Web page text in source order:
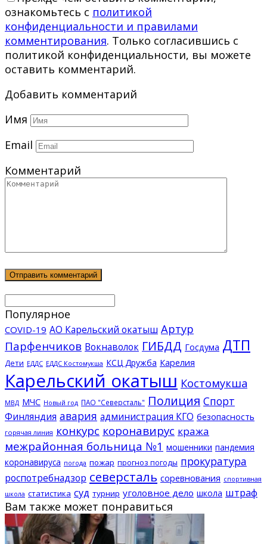
ознакомьтесь с политикой
конфиденциальности и правилами
комментирования. Только согласившись с
политикой конфиденциальности, вы можете
оставить комментарий.
Добавить комментарий
Имя
Email
Комментарий
Популярное
COVID-19 АО Карельский окатыш Артур
Парфенчиков Вокнаволок ГИБДД Госдума ДТП
Дети ЕДДС ЕДДС Костомукша КСЦ Дружба Карелия
Карельский окатыш Костомукша
МВД МЧС Новый год ПАО "Северсталь" Полиция Спорт
Финляндия авария администрация КГО безопасность
горячая линия конкурс коронавирус кража
межрайонная больница №1 мошенники пандемия
коронавируса погода пожар прогноз погоды прокуратура
роспотребнадзор северсталь соревнования спортивная
школа статистика суд турнир уголовное дело школа штраф
Вам также может понравиться